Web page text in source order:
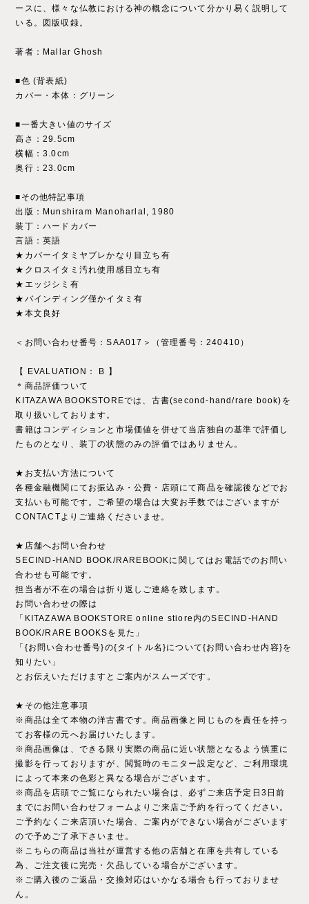
ースに、様々な仏教における神の概念について分かり易く説明して
いる。図版収録。
著者：Mallar Ghosh
■色 (背表紙)
カバー・本体：グリーン
■一番大きい値のサイズ
高さ：29.5cm
横幅：3.0cm
奥行：23.0cm
■その他特記事項
出版：Munshiram Manoharlal, 1980
装丁：ハードカバー
言語：英語
★カバーイタミヤブレかなり目立ち有
★クロスイタミ汚れ使用感目立ち有
★エッジシミ有
★バインディング僅かイタミ有
★本文良好
＜お問い合わせ番号：SAA017＞（管理番号：240410）
【 EVALUATION： B 】
＊商品評価ついて
KITAZAWA BOOKSTOREでは、古書(second-hand/rare book)を
取り扱いしております。
書籍はコンディションと市場価値を併せて当店独自の基準で評価し
たものとなり、装丁の状態のみの評価ではありません。
★お支払い方法について
各種金融機関にてお振込み・公費・店頭にて商品を確認後などでお
支払いも可能です。ご希望の場合は大変お手数ではございますが
CONTACTよりご連絡くださいませ。
★店舗へお問い合わせ
SECIND-HAND BOOK/RAREBOOKに関してはお電話でのお問い
合わせも可能です。
担当者が不在の場合は折り返しご連絡を致します。
お問い合わせの際は
「KITAZAWA BOOKSTORE online stiore内のSECIND-HAND
BOOK/RARE BOOKSを見た」
「{お問い合わせ番号}の{タイトル名}について{お問い合わせ内容}を
知りたい」
とお伝えいただけますとご案内がスムーズです。
★その他注意事項
※商品は全て本物の洋古書です。商品画像と同じものを責任を持っ
てお客様の元へお届けいたします。
※商品画像は、できる限り実際の商品に近い状態となるよう慎重に
撮影を行っておりますが、閲覧時のモニター設定など、ご利用環境
によって本来の色彩と異なる場合がございます。
※商品を店頭でご覧になられたい場合は、必ずご来店予定日3日前
までにお問い合わせフォームよりご来店ご予約を行ってください。
ご予約なくご来店頂いた場合、ご案内ができない場合がございます
ので予めご了承下さいませ。
※こちらの商品は当社が運営する他の店舗と在庫を共有している
為、ご注文後に完売・欠品している場合がございます。
※ご購入後のご返品・交換対応はいかなる場合も行っておりませ
ん。